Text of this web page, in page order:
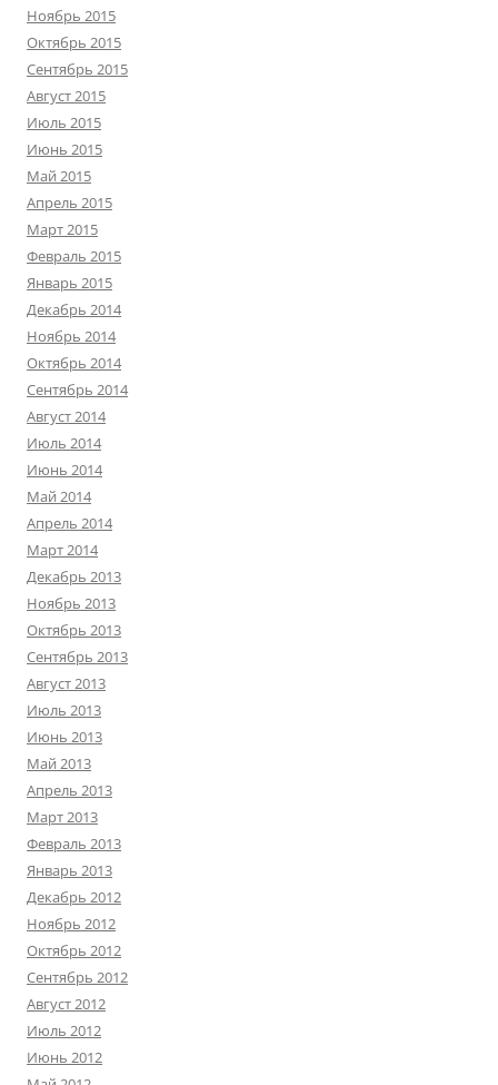
Ноябрь 2015
Октябрь 2015
Сентябрь 2015
Август 2015
Июль 2015
Июнь 2015
Май 2015
Апрель 2015
Март 2015
Февраль 2015
Январь 2015
Декабрь 2014
Ноябрь 2014
Октябрь 2014
Сентябрь 2014
Август 2014
Июль 2014
Июнь 2014
Май 2014
Апрель 2014
Март 2014
Декабрь 2013
Ноябрь 2013
Октябрь 2013
Сентябрь 2013
Август 2013
Июль 2013
Июнь 2013
Май 2013
Апрель 2013
Март 2013
Февраль 2013
Январь 2013
Декабрь 2012
Ноябрь 2012
Октябрь 2012
Сентябрь 2012
Август 2012
Июль 2012
Июнь 2012